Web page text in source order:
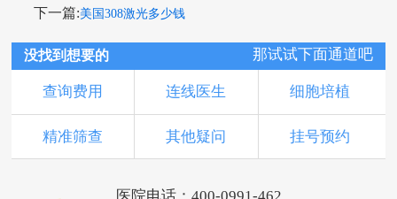
下一篇:美国308激光多少钱
没找到想要的 那试试下面通道吧
查询费用 连线医生 细胞培植
精准筛查 其他疑问 挂号预约